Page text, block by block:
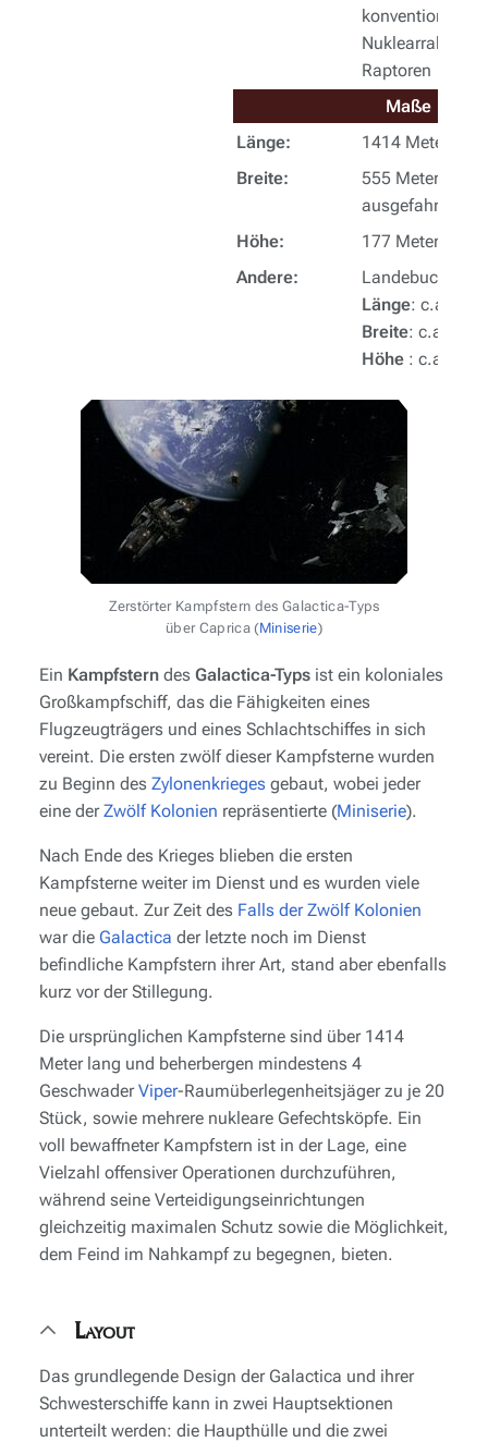
konventionelle
Nuklearraketen,
Raptoren
Maße
Länge:
1414 Meter
Breite:
555 Meter
ausgefahren)
Höhe:
177 Meter
Andere:
Landebuchten
Länge: c.a. 615
Breite: c.a. 110
Höhe : c.a. 64
Zerstörter Kampfstern des Galactica-Typs
über Caprica (Miniserie)
Ein Kampfstern des Galactica-Typs ist ein koloniales
Großkampfschiff, das die Fähigkeiten eines
Flugzeugträgers und eines Schlachtschiffes in sich
vereint. Die ersten zwölf dieser Kampfsterne wurden
zu Beginn des Zylonenkrieges gebaut, wobei jeder
eine derZwölf Kolonien repräsentierte (Miniserie).
Nach Ende des Krieges blieben die ersten
Kampfsterne weiter im Dienst und es wurden viele
neue gebaut. Zur Zeit des Falls der Zwölf Kolonien
war die Galactica der letzte noch im Dienst
befindliche Kampfstern ihrer Art, stand aber ebenfalls
kurz vor der Stillegung.
Die ursprünglichen Kampfsterne sind über 1414
Meter lang und beherbergen mindestens 4
GeschwaderViper-Raumüberlegenheitsjäger zu je 20
Stück, sowie mehrere nukleare Gefechtsköpfe. Ein
voll bewaffneter Kampfstern ist in der Lage, eine
Vielzahl offensiver Operationen durchzuführen,
während seine Verteidigungseinrichtungen
gleichzeitig maximalen Schutz sowie die Möglichkeit,
dem Feind im Nahkampf zu begegnen, bieten.
Layout
Das grundlegende Design der Galactica und ihrer
Schwesterschiffe kann in zwei Hauptsektionen
unterteilt werden: die Haupthülle und die zwei